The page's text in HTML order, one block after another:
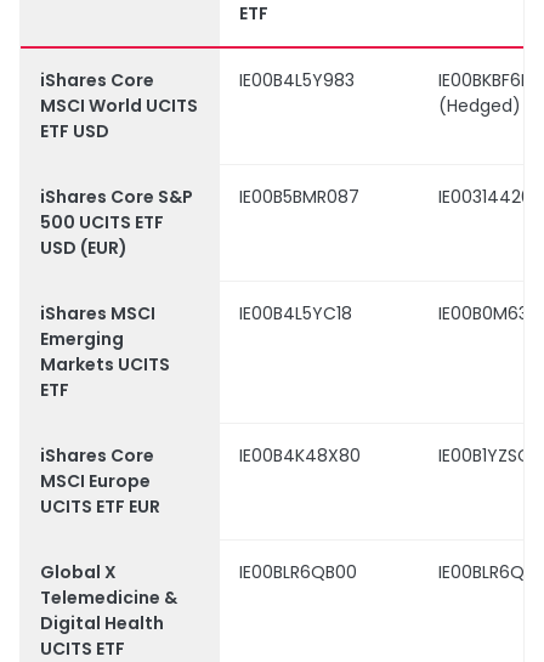
ETF
iShares Core
MSCI World UCITS
ETF USD
IE00B4L5Y983
(Hedged)
iShares Core S&P
500 UCITS ETF
USD (EUR)
IE00B5BMR087
iShares MSCI
Emerging
Markets UCITS
ETF
IE00B4L5YC18
iShares Core
MSCI Europe
UCITS ETF EUR
IE00B4K48X80 IE00B1YZSC51
Global X
Telemedicine &
Digital Health
UCITS ETF
IE00BLR6QB00